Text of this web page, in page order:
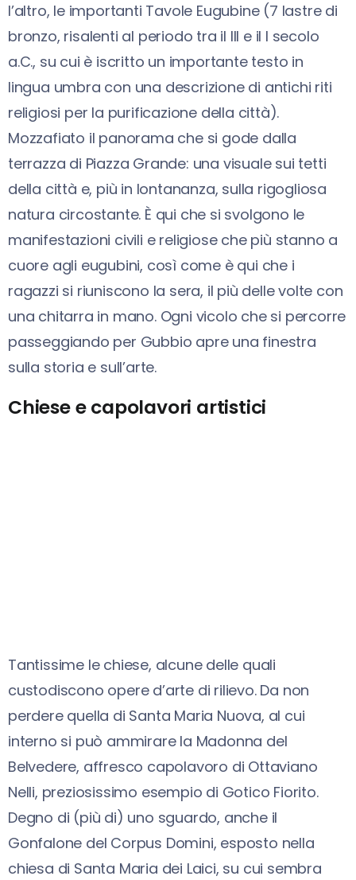
l’altro, le importanti Tavole Eugubine (7 lastre di
bronzo, risalenti al periodo tra il III e il I secolo
a.C., su cui è iscritto un importante testo in
lingua umbra con una descrizione di antichi riti
religiosi per la purificazione della città).
Mozzafiato il panorama che si gode dalla
terrazza di Piazza Grande: una visuale sui tetti
della città e, più in lontananza, sulla rigogliosa
natura circostante. È qui che si svolgono le
manifestazioni civili e religiose che più stanno a
cuore agli eugubini, così come è qui che i
ragazzi si riuniscono la sera, il più delle volte con
una chitarra in mano. Ogni vicolo che si percorre
passeggiando per Gubbio apre una finestra
sulla storia e sull’arte.
Chiese e capolavori artistici
Tantissime le chiese, alcune delle quali
custodiscono opere d’arte di rilievo. Da non
perdere quella di Santa Maria Nuova, al cui
interno si può ammirare la Madonna del
Belvedere, affresco capolavoro di Ottaviano
Nelli, preziosissimo esempio di Gotico Fiorito.
Degno di (più di) uno sguardo, anche il
Gonfalone del Corpus Domini, esposto nella
chiesa di Santa Maria dei Laici, su cui sembra